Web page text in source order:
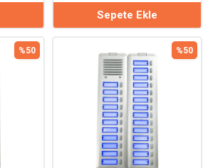
Sepete Ekle
%50 %50